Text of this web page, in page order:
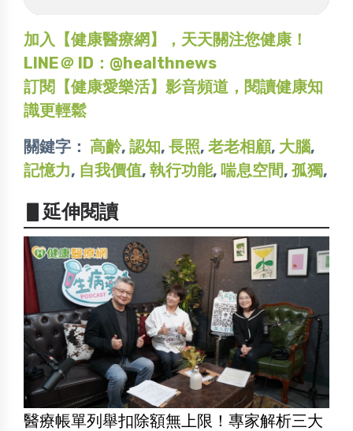
加入【健康醫療網】，天天關注您健康！
LINE＠ ID：@healthnews
訂閱【健康愛樂活】影音頻道，閱讀健康知
識更輕鬆
關鍵字： 高齡, 認知, 長照, 老老相顧, 大腦,
記憶力, 自我價值, 執行功能, 喘息空間, 孤獨,
▋延伸閱讀
醫療帳單列舉扣除額無上限！專家解析三大